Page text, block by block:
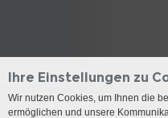
Ihre Einstellungen zu
Wir nutzen Cookies, um Ihnen die
ermöglichen und unsere